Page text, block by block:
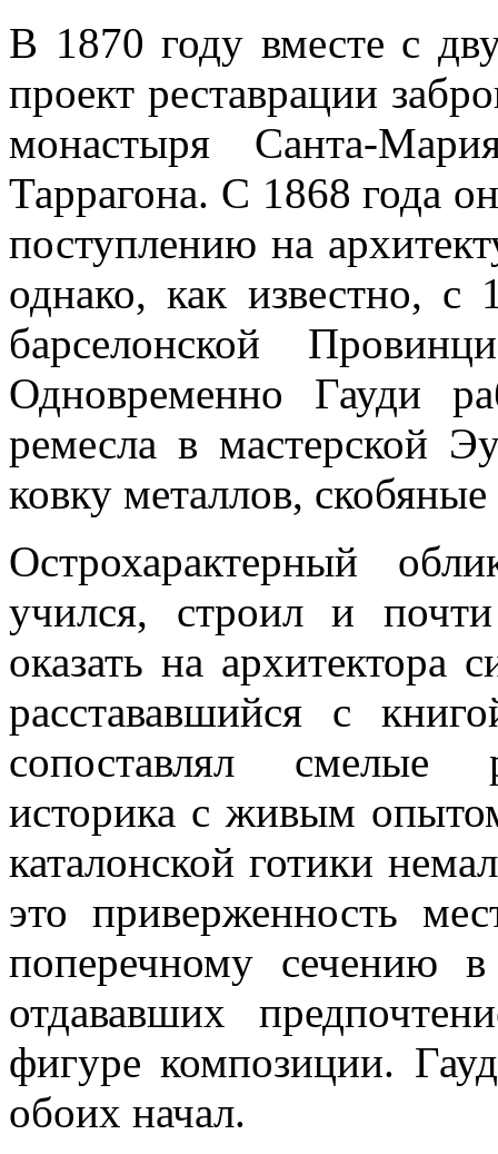
В 1870 году вместе с
проект реставрации
монастыря Санта-
Таррагона. С 1868 года
поступлению на
однако, как известно,
барселонской
Одновременно Гауди
ремесла в мастерской
ковку металлов,
Острохарактерный
учился, строил и
оказать на архитектора
расстававшийся с
сопоставлял смелые
историка с живым
каталонской готики
это приверженность
поперечному сечению
отдававших
фигуре композиции.
обоих начал.